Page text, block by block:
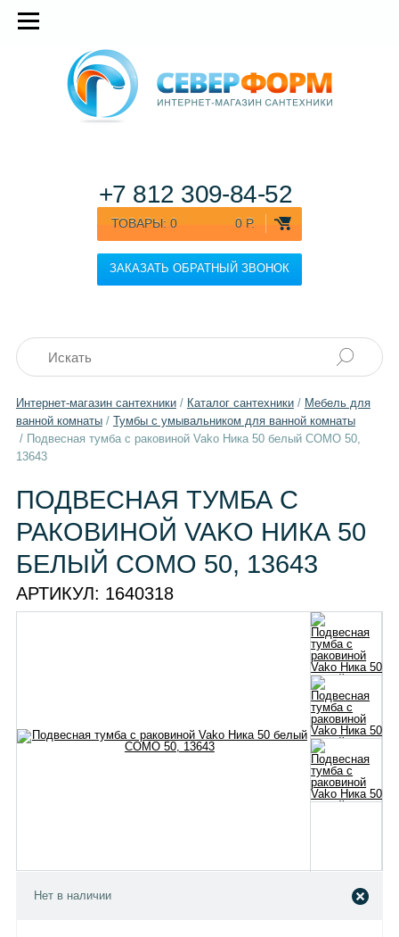
ТОВАРЫ: 0 0 Р.
ЗАКАЗАТЬ ОБРАТНЫЙ ЗВОНОК
+7 812 309-84-52
Интернет-магазин сантехники/ Каталог сантехники/ Мебель для
ванной комнаты/ Тумбы с умывальником для ванной комнаты
/ Подвесная тумба с раковиной Vako Ника 50 белый COMO 50,
13643
ПОДВЕСНАЯ ТУМБА С
РАКОВИНОЙ VAKO НИКА 50
БЕЛЫЙ COMO 50, 13643
АРТИКУЛ: 1640318
Нет в наличии